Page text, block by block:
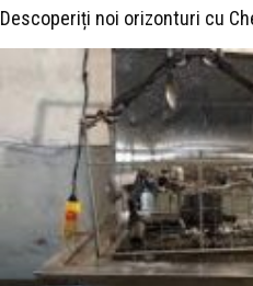
Descoperiți noi orizonturi cu